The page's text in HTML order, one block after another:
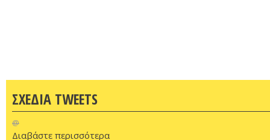
ΣΧΕΔΙΑ TWEETS
@
Διαβάστε περισσότερα